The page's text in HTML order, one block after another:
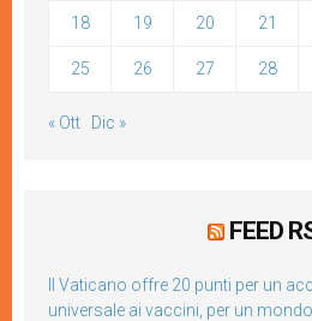
18 19 20 21
25 26 27 28
« Ott Dic »
FEED
Il Vaticano offre 20 punti per un
universale ai vaccini, per un